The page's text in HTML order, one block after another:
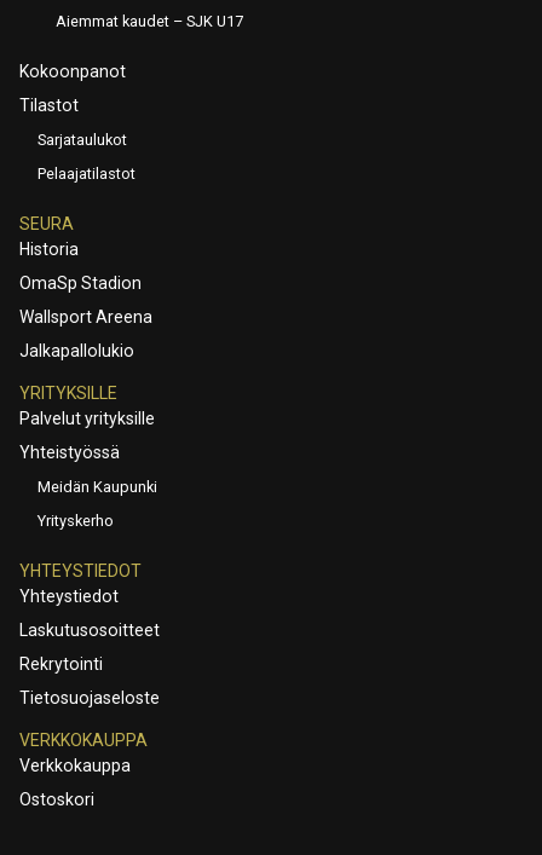
Aiemmat kaudet – SJK U17
Kokoonpanot
Tilastot
Sarjataulukot
Pelaajatilastot
SEURA
Historia
OmaSp Stadion
Wallsport Areena
Jalkapallolukio
YRITYKSILLE
Palvelut yrityksille
Yhteistyössä
Meidän Kaupunki
Yrityskerho
YHTEYSTIEDOT
Yhteystiedot
Laskutusosoitteet
Rekrytointi
Tietosuojaseloste
VERKKOKAUPPA
Verkkokauppa
Ostoskori